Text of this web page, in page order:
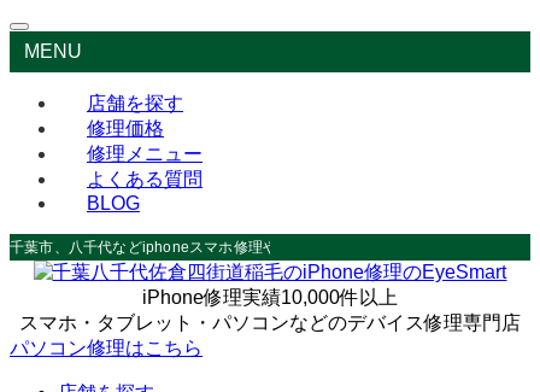
MENU
店舗を探す
修理価格
修理メニュー
よくある質問
BLOG
千葉市、八千代などiphoneスマホ修理やデータ救出なら
iPhone修理実績10,000件以上
スマホ・タブレット・パソコンなどのデバイス修理専門店
パソコン修理はこちら